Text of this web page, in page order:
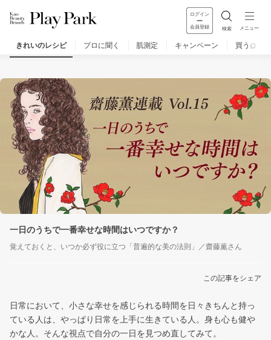
ログイン
会員登録 検索 メニュー
きれいのレシピ プロに聞く 肌測定 キャンペーン 買う
一日のうちで一番幸せな時間はいつですか？
覚えておくと、いつか必ず役に立つ「普遍的な美の法則」 ／齋藤薫さん
この記事をシェア
日常において、小さな幸せを感じられる時間を日々きちんと持っ
ている人は、やっぱり日常を上手に生きている人。身も心も健や
かな人。そんな視点で自分の一日を見つめ直してみて。